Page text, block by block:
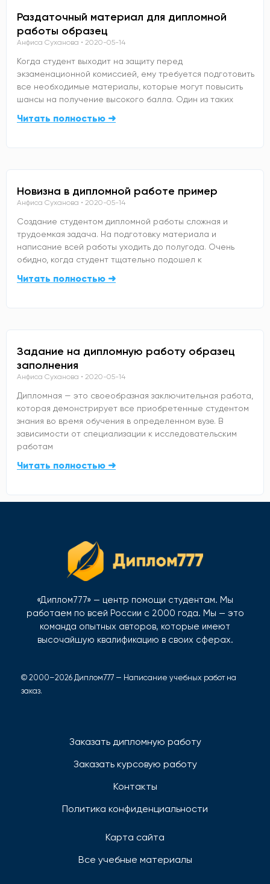
Раздаточный материал для дипломной
работы образец
Анфиса Суханова 2020-05-14
Когда студент выходит на защиту перед
экзаменационной комиссией, ему требуется подготовить
все необходимые материалы, которые могут повысить
шансы на получение высокого балла. Один из таких
Читать полностью ➜
Новизна в дипломной работе пример
Анфиса Суханова 2020-05-14
Создание студентом дипломной работы сложная и
трудоемкая задача. На подготовку материала и
написание всей работы уходить до полугода. Очень
обидно, когда студент тщательно подошел к
Читать полностью ➜
Задание на дипломную работу образец
заполнения
Анфиса Суханова 2020-05-14
Дипломная — это своеобразная заключительная работа,
которая демонстрирует все приобретенные студентом
знания во время обучения в определенном вузе. В
зависимости от специализации к исследовательским
работам
Читать полностью ➜
«Диплом777» — центр помощи студентам. Мы
работаем по всей России с 2000 года. Мы — это
команда опытных авторов, которые имеют
высочайшую квалификацию в своих сферах.
© 2000–2026 Диплом777 — Написание учебных работ на
заказ.
Заказать дипломную работу
Заказать курсовую работу
Контакты
Политика конфиденциальности
Карта сайта
Все учебные материалы